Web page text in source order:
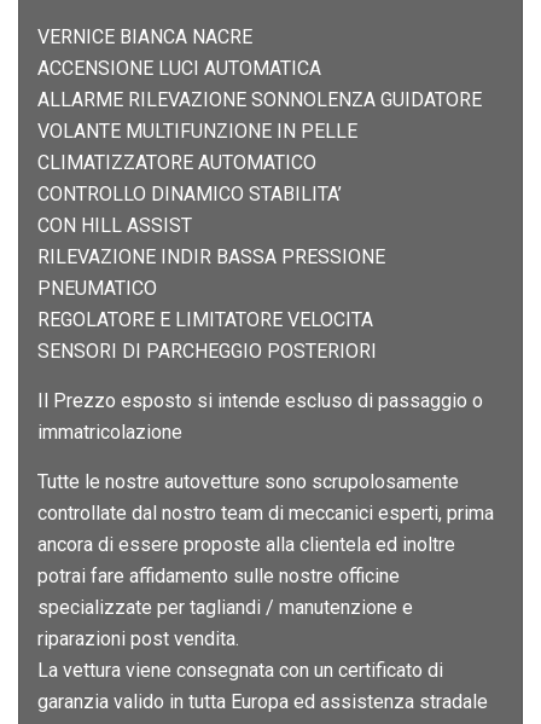
VERNICE BIANCA NACRE
ACCENSIONE LUCI AUTOMATICA
ALLARME RILEVAZIONE SONNOLENZA GUIDATORE
VOLANTE MULTIFUNZIONE IN PELLE
CLIMATIZZATORE AUTOMATICO
CONTROLLO DINAMICO STABILITA’
CON HILL ASSIST
RILEVAZIONE INDIR BASSA PRESSIONE
PNEUMATICO
REGOLATORE E LIMITATORE VELOCITA
SENSORI DI PARCHEGGIO POSTERIORI
Il Prezzo esposto si intende escluso di passaggio o
immatricolazione
Tutte le nostre autovetture sono scrupolosamente
controllate dal nostro team di meccanici esperti, prima
ancora di essere proposte alla clientela ed inoltre
potrai fare affidamento sulle nostre officine
specializzate per tagliandi / manutenzione e
riparazioni post vendita.
La vettura viene consegnata con un certificato di
garanzia valido in tutta Europa ed assistenza stradale